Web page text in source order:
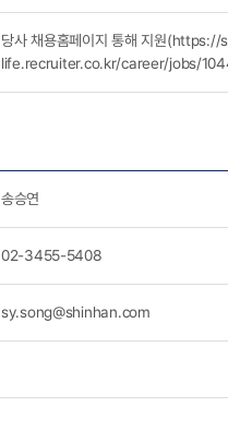
당사 채용홈페이지 통해 지원
life.recruiter.co.kr/career/jobs/
송승연
02-3455-5408
sy.song@shinhan.com